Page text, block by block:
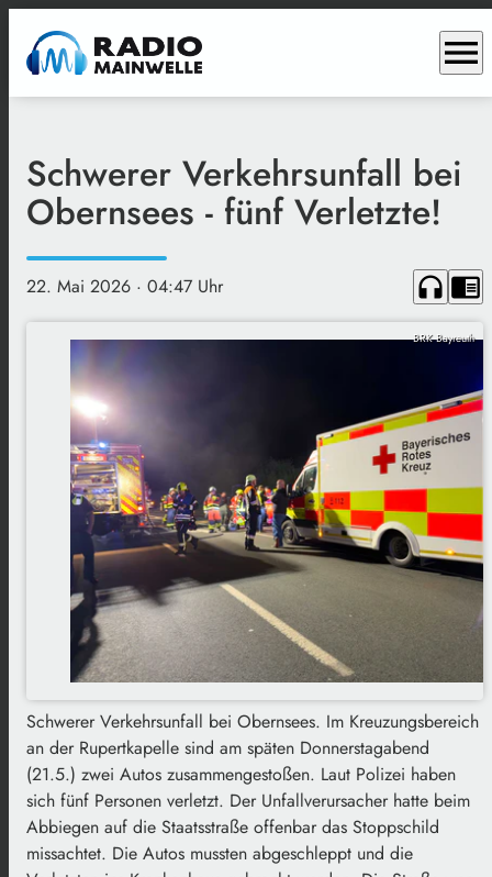
menu
Schwerer Verkehrsunfall bei
Obernsees - fünf Verletzte!
22. Mai 2026 · 04:47 Uhr headphones chrome_reader_mode
BRK Bayreuth
Schwerer Verkehrsunfall bei Obernsees. Im Kreuzungsbereich
an der Rupertkapelle sind am späten Donnerstagabend
(21.5.) zwei Autos zusammengestoßen. Laut Polizei haben
sich fünf Personen verletzt. Der Unfallverursacher hatte beim
Abbiegen auf die Staatsstraße offenbar das Stoppschild
missachtet. Die Autos mussten abgeschleppt und die